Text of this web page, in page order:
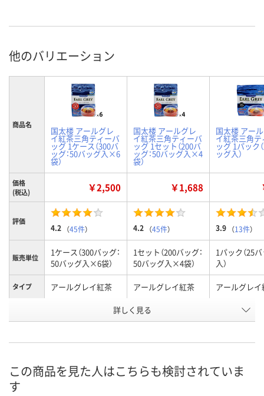
他のバリエーション
商品名
国太楼 アールグレ
イ紅茶三角ティーバ
ッグ 1ケース（300バ
ッグ：50バッグ入×6
袋）
国太楼 アールグレ
イ紅茶三角ティーバ
ッグ 1セット（200バ
ッグ：50バッグ入×4
袋）
国太楼 アー
イ紅茶三角
ッグ 1パック
ッグ入）
価格
(税込)
￥2,500 ￥1,688
評価
4.2 （45件） 4.2 （45件） 3.9 （13件）
販売単位
1ケース（300バッグ：
50バッグ入×6袋）
1セット（200バッグ：
50バッグ入×4袋）
1パック（25
入）
タイプ アールグレイ紅茶 アールグレイ紅茶 アールグレイ
E527093 U904704
8月9日（日）
詳しく見る
この商品を見た人はこちらも検討されていま
す